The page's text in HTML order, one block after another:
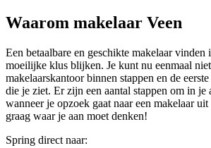
Waarom makelaar Veen
Een betaalbare en geschikte makelaar vinden
moeilijke klus blijken. Je kunt nu eenmaal
makelaarskantoor binnen stappen en de
die je ziet. Er zijn een aantal stappen om in je
wanneer je opzoek gaat naar een makelaar
graag waar je aan moet denken!
Spring direct naar: